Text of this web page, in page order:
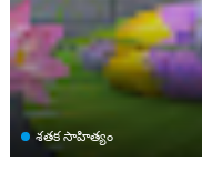
శతక సాహిత్యం